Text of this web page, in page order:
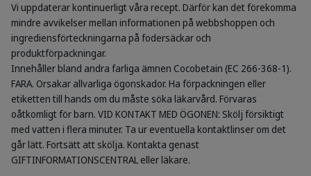
Vi uppdaterar kontinuerligt våra recept. Därför kan det förekomma
mindre avvikelser mellan informationen på webbshoppen och
ingrediensförteckningarna på fodersäckar och
produktförpackningar.
Innehåller bland andra farliga ämnen Cocobetain (EC 266-368-1).
FARA. Orsakar allvarliga ögonskador. Ha förpackningen eller
etiketten till hands om du måste söka läkarvård. Förvaras
oåtkomligt för barn. VID KONTAKT MED ÖGONEN: Skölj försiktigt
med vatten i flera minuter. Ta ur eventuella kontaktlinser om det
går lätt. Fortsätt att skölja. Kontakta genast
GIFTINFORMATIONSCENTRAL eller läkare.